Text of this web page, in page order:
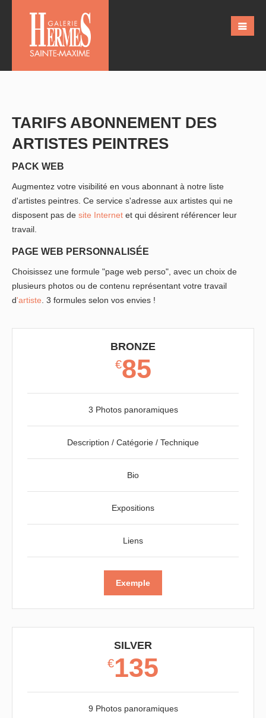
TARIFS ABONNEMENT DES
ARTISTES PEINTRES
PACK WEB
Augmentez votre visibilité en vous abonnant à notre liste
d'artistes peintres. Ce service s'adresse aux artistes qui ne
disposent pas de site Internet et qui désirent référencer leur
travail.
PAGE WEB PERSONNALISÉE
Choisissez une formule "page web perso", avec un choix de
plusieurs photos ou de contenu représentant votre travail
d'artiste . 3 formules selon vos envies !
BRONZE
€85
3 Photos panoramiques
Description / Catégorie / Technique
Bio
Expositions
Liens
Exemple
SILVER
€135
9 Photos panoramiques